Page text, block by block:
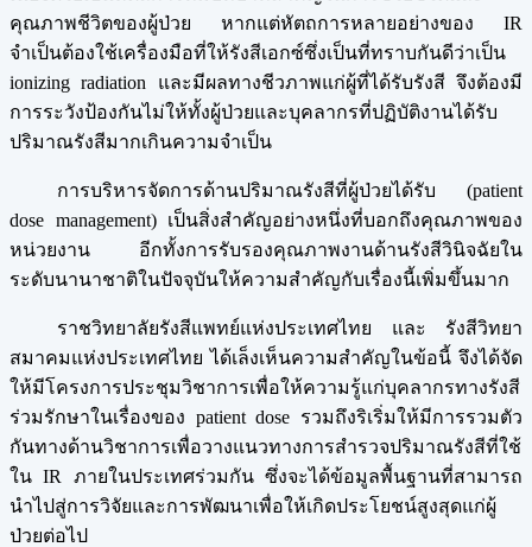
คุณภาพชีวิตของผู้ป่วย หากแต่หัตถการหลายอย่างของ IR
จำเป็นต้องใช้เครื่องมือที่ให้รังสีเอกซ์ซึ่งเป็นที่ทราบกันดีว่าเป็น
ionizing radiation และมีผลทางชีวภาพแก่ผู้ที่ได้รับรังสี จึงต้องมี
การระวังป้องกันไม่ให้ทั้งผู้ป่วยและบุคลากรที่ปฏิบัติงานได้รับ
ปริมาณรังสีมากเกินความจำเป็น
การบริหารจัดการด้านปริมาณรังสีที่ผู้ป่วยได้รับ (patient
dose management) เป็นสิ่งสำคัญอย่างหนึ่งที่บอกถึงคุณภาพของ
หน่วยงาน อีกทั้งการรับรองคุณภาพงานด้านรังสีวินิจฉัยใน
ระดับนานาชาติในปัจจุบันให้ความสำคัญกับเรื่องนี้เพิ่มขึ้นมาก
ราชวิทยาลัยรังสีแพทย์แห่งประเทศไทย และ รังสีวิทยา
สมาคมแห่งประเทศไทย ได้เล็งเห็นความสำคัญในข้อนี้ จึงได้จัด
ให้มีโครงการประชุมวิชาการเพื่อให้ความรู้แก่บุคลากรทางรังสี
ร่วมรักษาในเรื่องของ patient dose รวมถึงริเริ่มให้มีการรวมตัว
กันทางด้านวิชาการเพื่อวางแนวทางการสำรวจปริมาณรังสีที่ใช้
ใน IR ภายในประเทศร่วมกัน ซึ่งจะได้ข้อมูลพื้นฐานที่สามารถ
นำไปสู่การวิจัยและการพัฒนาเพื่อให้เกิดประโยชน์สูงสุดแก่ผู้
ป่วยต่อไป